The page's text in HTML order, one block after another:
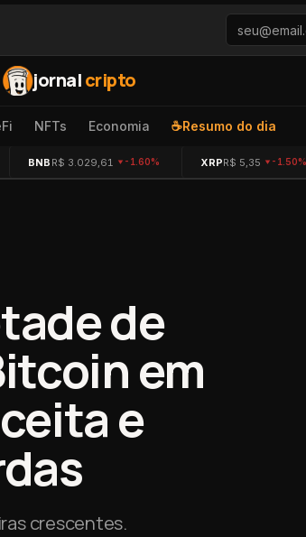
jornalcripto
NFTs Economia ☕ Resumo do dia
BNB R$ 3.029,61 -1.60% XRPR$ 5,35 -1.50%
de
em
e
crescentes.